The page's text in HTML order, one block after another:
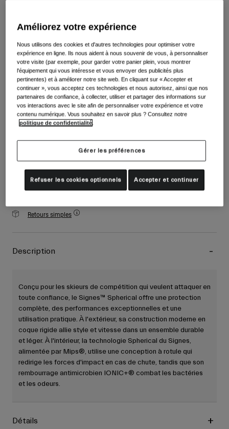
Masques
Gants
Pièces détachées
Voir tout
Utilisation
All Mountain
Backcountry
Freestyle
Ski Race
Voir tout
sélectionné
Taille Tableau des tailles
XS S M L XL
Ajouter au panier
Retours simples
Description
Conçu pour les skieurs de compétition qui veulent attaquer en
toute confiance, le Signes™ Spherical offre une protection
complète, des performances exceptionnelles et une
utilisation pratique. À l'extérieur, sa construction moderne en
coque rigide allie style et vitesse dans un ensemble durable
et léger. À l'intérieur, la technologie Spherical du Signes,
alimentée par Mips®, utilise une conception à rotule qui
redirige les forces d'impact en cas de chute, tandis que son
rembourrage antimicrobien IONIC+® combat les bactéries
et les odeurs.
Détails
Améliorez votre expérience
Nous utilisons des cookies et d'autres technologies pour optimiser votre
expérience en ligne. Ils nous aident à nous souvenir de vous, à personnaliser
votre visite (par exemple, pour garder votre panier plein, vous montrer
l'équipement qui vous intéresse et vous envoyer des publicités plus
pertinentes) et à améliorer notre site web. En cliquant sur « Accepter et
continuer », vous acceptez ces technologies et nous autorisez, ainsi que nos
partenaires de confiance, à collecter, utiliser et partager des informations sur
vos interactions avec le site afin de personnaliser votre expérience et votre
contenu numérique. Vous souhaitez en savoir plus ? Consultez notre
politique de confidentialité
Gérer les préférences
Refuser les cookies optionnels Accepter et continuer